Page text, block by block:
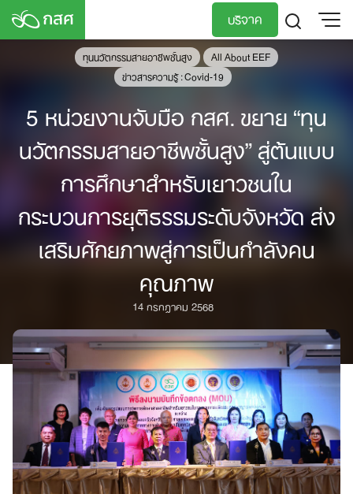
Skip
บริจาค
TH
ทุนนวัตกรรมสายอาชีพชั้นสูง
All About EEF
ข่าวสารความรู้ : Covid-19
5 หน่วยงานจับมือ กสศ. ขยาย “ทุน
นวัตกรรมสายอาชีพชั้นสูง” สู่ต้นแบบ
การศึกษาสำหรับเยาวชนใน
กระบวนการยุติธรรมระดับจังหวัด ส่ง
เสริมศักยภาพสู่การเป็นกำลังคน
คุณภาพ
14 กรกฎาคม 2568